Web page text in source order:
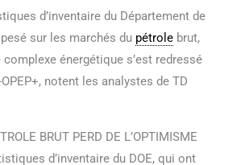
d’inventaire du Département de
pesé sur les marchés du pétrole brut,
énergétique s’est redressé
notent les analystes de TD
BRUT PERD DE L’OPTIMISME
d’inventaire du DOE, qui ont